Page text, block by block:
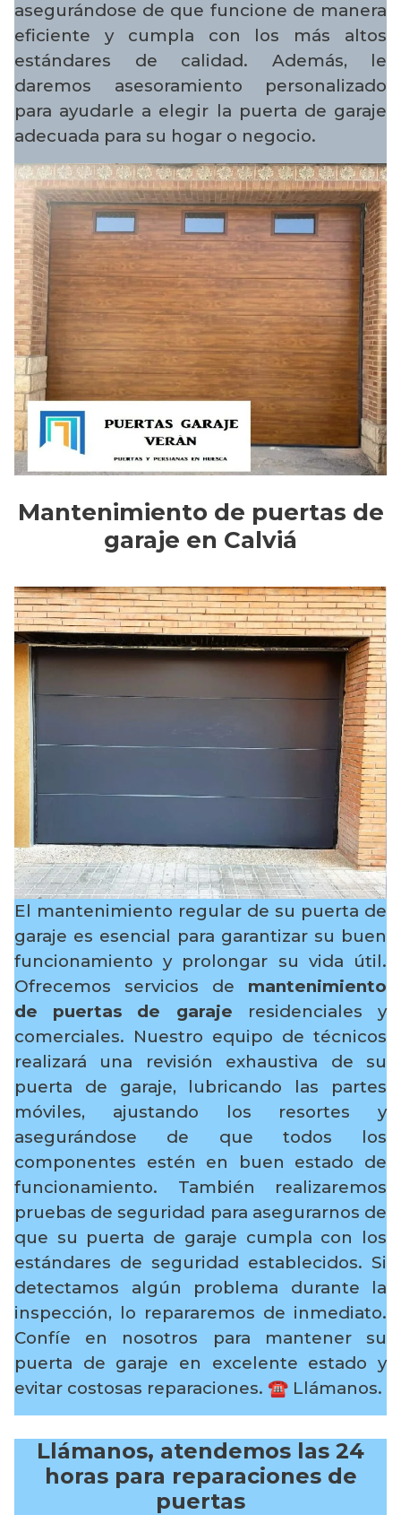
asegurándose de que funcione de manera
eficiente y cumpla con los más altos
estándares de calidad. Además, le
daremos asesoramiento personalizado
para ayudarle a elegir la puerta de garaje
adecuada para su hogar o negocio.
Mantenimiento de puertas de
garaje en Calviá
El mantenimiento regular de su puerta de
garaje es esencial para garantizar su buen
funcionamiento y prolongar su vida útil.
Ofrecemos servicios de mantenimiento
de puertas de garaje residenciales y
comerciales. Nuestro equipo de técnicos
realizará una revisión exhaustiva de su
puerta de garaje, lubricando las partes
móviles, ajustando los resortes y
asegurándose de que todos los
componentes estén en buen estado de
funcionamiento. También realizaremos
pruebas de seguridad para asegurarnos de
que su puerta de garaje cumpla con los
estándares de seguridad establecidos. Si
detectamos algún problema durante la
inspección, lo repararemos de inmediato.
Confíe en nosotros para mantener su
puerta de garaje en excelente estado y
evitar costosas reparaciones. ☎️ Llámanos.
Llámanos, atendemos las 24
horas para reparaciones de
puertas